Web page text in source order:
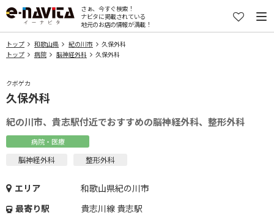
さぁ、今すぐ検索！
ナビタに掲載されている
地元のお店の情報が満載！
トップ 和歌山県 紀の川市
久保外科
トップ
病院 脳神経外科 久保外科
クボゲカ
久保外科
紀の川市、貴志駅付近でおすすめの脳神経外科、整形外科
病院・医療
脳神経外科 整形外科
エリア
和歌山県紀の川市
最寄り駅
貴志川線 貴志駅